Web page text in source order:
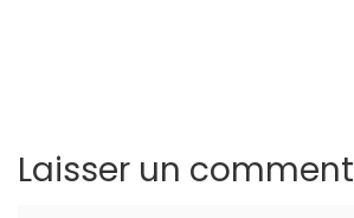
Laisser un